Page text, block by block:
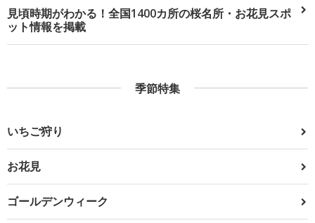
見頃時期がわかる！全国1400カ所の桜名所・お花見スポ
ット情報を掲載
季節特集
いちご狩り
お花見
ゴールデンウィーク